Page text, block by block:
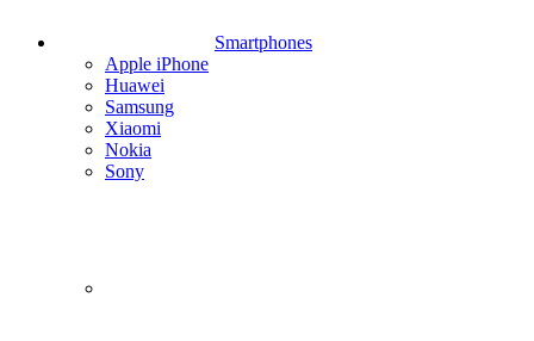
Smartphones
Apple iPhone
Huawei
Samsung
Xiaomi
Nokia
Sony